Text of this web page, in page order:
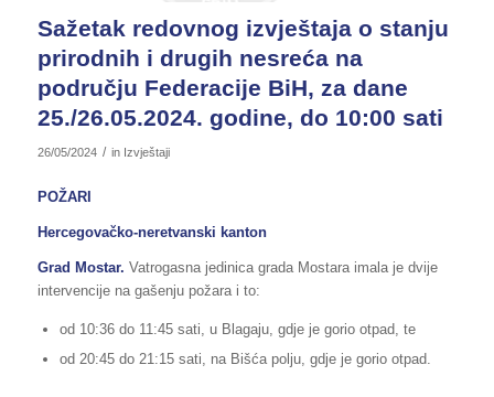
Sažetak redovnog izvještaja o stanju
prirodnih i drugih nesreća na
području Federacije BiH, za dane
25./26.05.2024. godine, do 10:00 sati
26/05/2024 / in Izvještaji
POŽARI
Hercegovačko-neretvanski kanton
Grad Mostar. Vatrogasna jedinica grada Mostara imala je dvije
intervencije na gašenju požara i to:
od 10:36 do 11:45 sati, u Blagaju, gdje je gorio otpad, te
od 20:45 do 21:15 sati, na Bišća polju, gdje je gorio otpad.